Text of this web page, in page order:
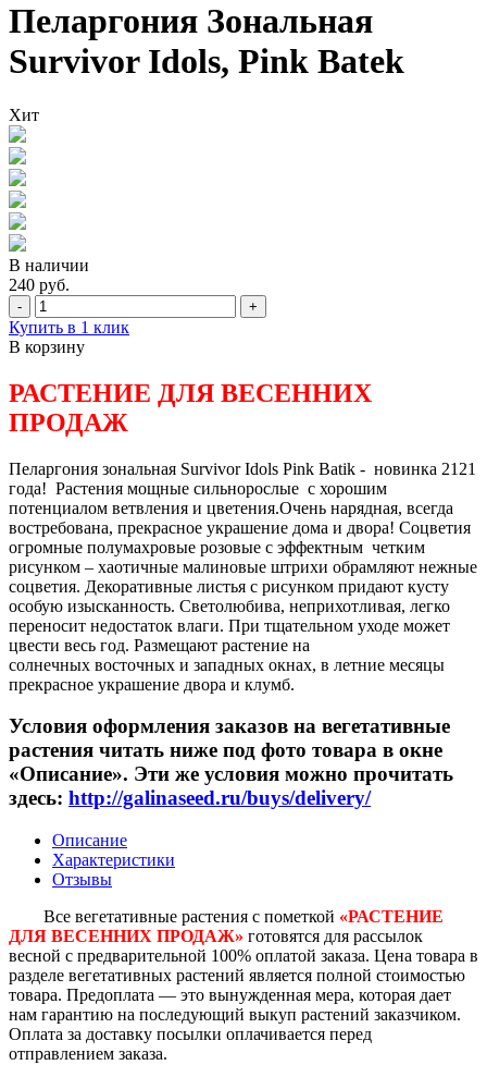
Пеларгония Зональная
Survivor Idols, Pink Batek
Хит
В наличии
240 руб.
- +
Купить в 1 клик
В корзину
РАСТЕНИЕ ДЛЯ ВЕСЕННИХ
ПРОДАЖ
Пеларгония зональная Survivor Idols Pink Batik - новинка 2121
года! Растения мощные сильнорослые с хорошим
потенциалом ветвления и цветения.Очень нарядная, всегда
востребована, прекрасное украшение дома и двора! Соцветия
огромные полумахровые розовые с эффектным четким
рисунком – хаотичные малиновые штрихи обрамляют нежные
соцветия. Декоративные листья с рисунком придают кусту
особую изысканность. Светолюбива, неприхотливая, легко
переносит недостаток влаги. При тщательном уходе может
цвести весь год. Размещают растение на
солнечных восточных и западных окнах, в летние месяцы
прекрасное украшение двора и клумб.
Условия оформления заказов на вегетативные
растения читать ниже под фото товара в окне
«Описание». Эти же условия можно прочитать
здесь: http://galinaseed.ru/buys/delivery/
Описание
Характеристики
Отзывы
Все вегетативные растения с пометкой «РАСТЕНИЕ
ДЛЯ ВЕСЕННИХ ПРОДАЖ» готовятся для рассылок
весной с предварительной 100% оплатой заказа. Цена товара в
разделе вегетативных растений является полной стоимостью
товара. Предоплата — это вынужденная мера, которая дает
нам гарантию на последующий выкуп растений заказчиком.
Оплата за доставку посылки оплачивается перед
отправлением заказа.